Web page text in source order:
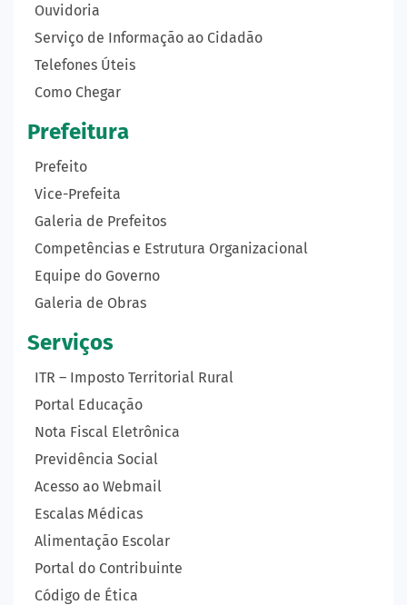
Ouvidoria
Serviço de Informação ao Cidadão
Telefones Úteis
Como Chegar
Prefeitura
Prefeito
Vice-Prefeita
Galeria de Prefeitos
Competências e Estrutura Organizacional
Equipe do Governo
Galeria de Obras
Serviços
ITR – Imposto Territorial Rural
Portal Educação
Nota Fiscal Eletrônica
Previdência Social
Acesso ao Webmail
Escalas Médicas
Alimentação Escolar
Portal do Contribuinte
Código de Ética